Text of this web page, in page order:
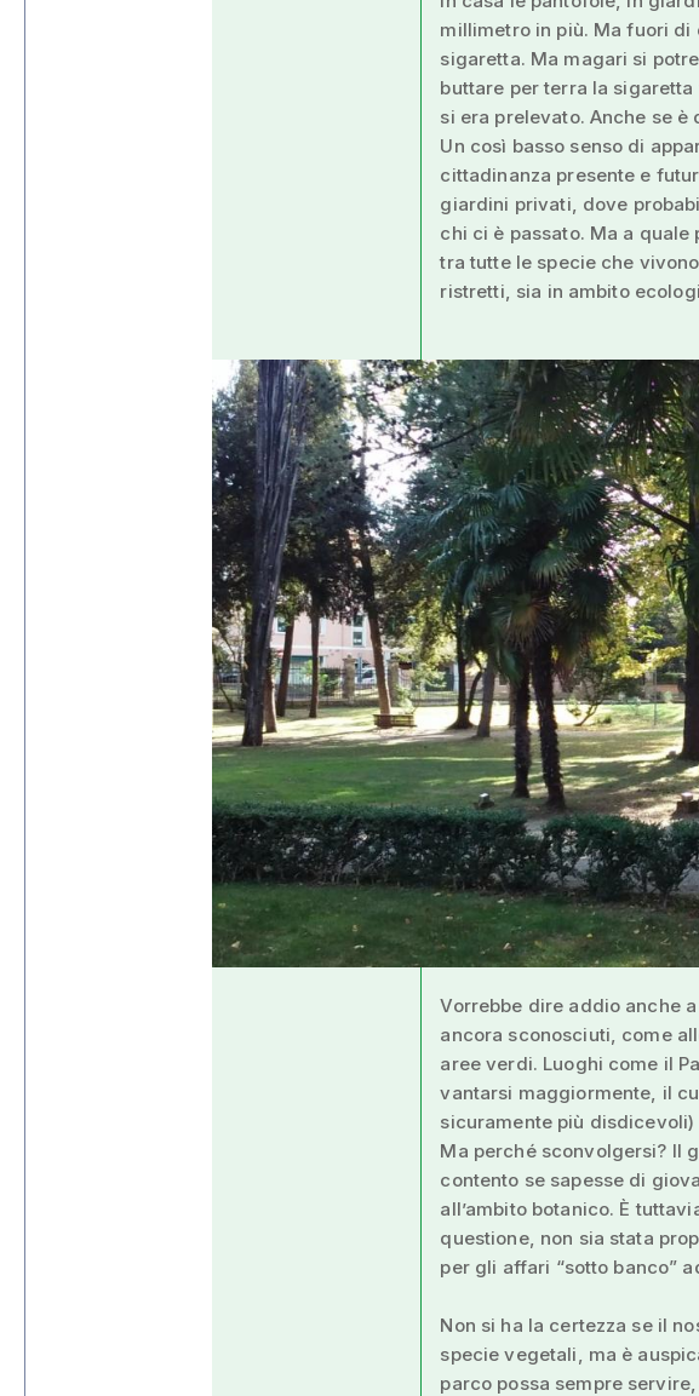
millimetro in più. Ma fuori di
sigaretta. Ma magari si
buttare per terra la
si era prelevato. Anche se
Un così basso senso di
cittadinanza presente e
giardini privati, dove
chi ci è passato. Ma a
tra tutte le specie che
ristretti, sia in ambito
Vorrebbe dire addio anche
ancora sconosciuti, come
aree verdi. Luoghi come il
vantarsi maggiormente, il
sicuramente più
Ma perché sconvolgersi? Il
contento se sapesse di
all’ambito botanico. È
questione, non sia stata
per gli affari “sotto banco”
Non si ha la certezza se il
specie vegetali, ma è
parco possa sempre